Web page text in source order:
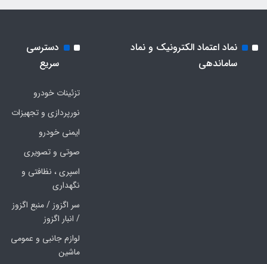
نماد اعتماد الکترونیک و نماد
ساماندهی
دسترسی
سریع
تزئینات خودرو
نورپردازی و تجهیزات
ایمنی خودرو
صوتی و تصویری
اسپری ، نظافتی و
نگهداری
سر اگزوز / منبع اگزوز
/ انبار اگزوز
لوازم جانبی و عمومی
ماشین